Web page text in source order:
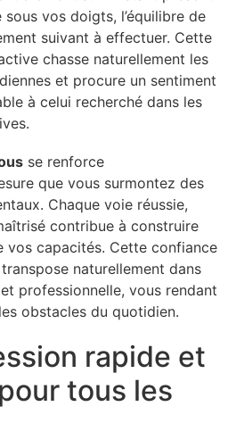
vos doigts, l’équilibre de
suivant à effectuer. Cette
chasse naturellement les
et procure un sentiment
à celui recherché dans les
se renforce
que vous surmontez des
Chaque voie réussie,
contribue à construire
vos capacités. Cette confiance
naturellement dans
professionnelle, vous rendant
obstacles du quotidien.
rapide et
tous les